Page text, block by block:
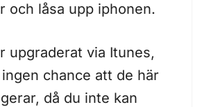
och låsa upp iphonen.
upgraderat via Itunes,
chance att de här
då du inte kan